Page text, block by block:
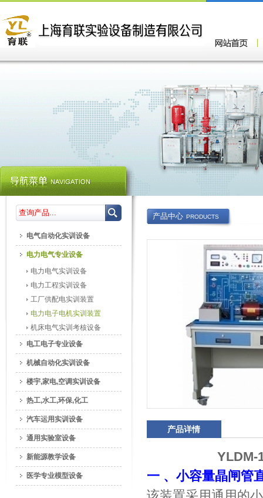
产品中心 PRODUCTS
产品详情
YLDM-
一 、小容量晶闸管
电气自动化实训设备
电力电气专业设备
电力电气实训设备
电力工程实训设备
工厂供配电实训装置
电力电子电机实训装置
机床电气实训考核设备
电工电子专业设备
机械自动化实训设备
楼宇,家电,空调实训设备
热工,水工,环保,化工
汽车运用实训设备
通用实验室设备
新能源教学设备
医学专业模型设备